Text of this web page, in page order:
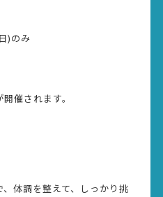
)のみ
催されます。
体調を整えて、しっかり挑